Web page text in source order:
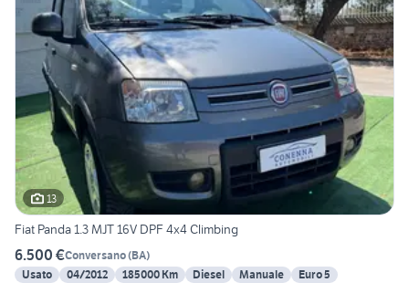
13
Fiat Panda 1.3 MJT 16V DPF 4x4 Climbing
6.500 €Conversano(BA)
Usato
04/2012 185000 Km Diesel Manuale Euro 5